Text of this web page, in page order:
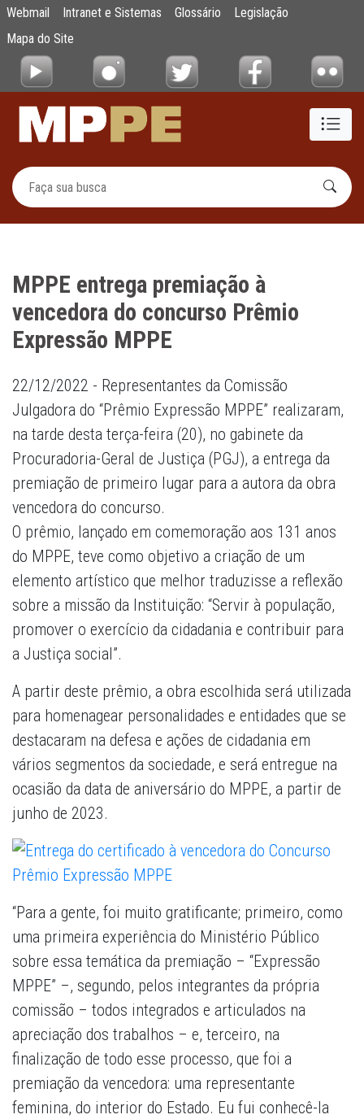
Pular para o Conteúdo principal
MPPE entrega premiação à vencedora do
Webmail Intranet e Sistemas Glossário
Legislação
Mapa do Site
MPPE entrega premiação à
vencedora do concurso Prêmio
Expressão MPPE
22/12/2022 - Representantes da Comissão
Julgadora do “Prêmio Expressão MPPE” realizaram,
na tarde desta terça-feira (20), no gabinete da
Procuradoria-Geral de Justiça (PGJ), a entrega da
premiação de primeiro lugar para a autora da obra
vencedora do concurso.
O prêmio, lançado em comemoração aos 131 anos
do MPPE, teve como objetivo a criação de um
elemento artístico que melhor traduzisse a reflexão
sobre a missão da Instituição: “Servir à população,
promover o exercício da cidadania e contribuir para
a Justiça social”.
A partir deste prêmio, a obra escolhida será utilizada
para homenagear personalidades e entidades que se
destacaram na defesa e ações de cidadania em
vários segmentos da sociedade, e será entregue na
ocasião da data de aniversário do MPPE, a partir de
junho de 2023.
“Para a gente, foi muito gratificante; primeiro, como
uma primeira experiência do Ministério Público
sobre essa temática da premiação – “Expressão
MPPE” –, segundo, pelos integrantes da própria
comissão – todos integrados e articulados na
apreciação dos trabalhos – e, terceiro, na
finalização de todo esse processo, que foi a
premiação da vencedora: uma representante
feminina, do interior do Estado. Eu fui conhecê-la